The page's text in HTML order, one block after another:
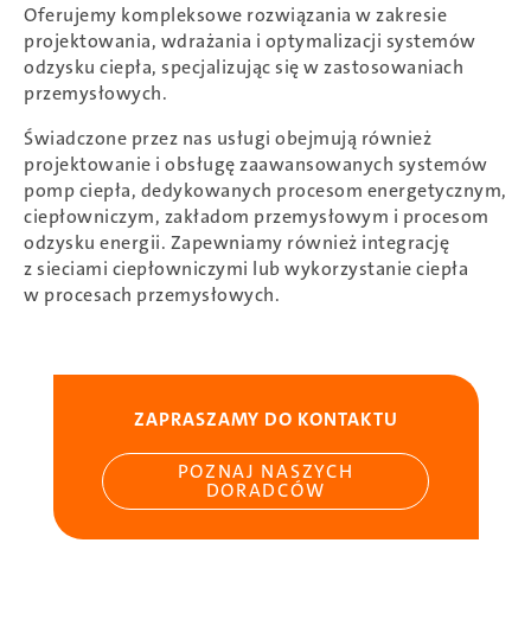
Oferujemy kompleksowe rozwiązania w zakresie
projektowania, wdrażania i optymalizacji systemów
odzysku ciepła, specjalizując się w zastosowaniach
przemysłowych.
Świadczone przez nas usługi obejmują również
projektowanie i obsługę zaawansowanych systemów
pomp ciepła, dedykowanych procesom energetycznym,
ciepłowniczym, zakładom przemysłowym i procesom
odzysku energii. Zapewniamy również integrację
z sieciami ciepłowniczymi lub wykorzystanie ciepła
w procesach przemysłowych.
ZAPRASZAMY DO KONTAKTU
POZNAJ NASZYCH
DORADCÓW